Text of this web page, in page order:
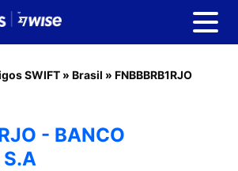
SWIFT » Brasil » FNBBBRB1RJO
- BANCO